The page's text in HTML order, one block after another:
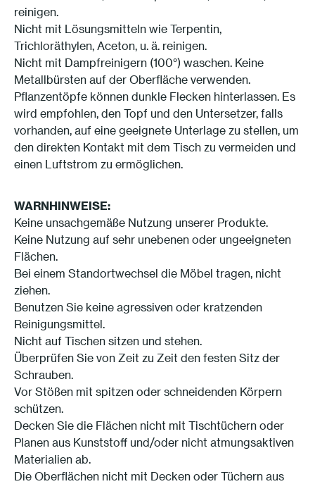
reinigen.
Nicht mit Lösungsmitteln wie Terpentin,
Trichloräthylen, Aceton, u. ä. reinigen.
Nicht mit Dampfreinigern (100°) waschen. Keine
Metallbürsten auf der Oberfläche verwenden.
Pflanzentöpfe können dunkle Flecken hinterlassen. Es
wird empfohlen, den Topf und den Untersetzer, falls
vorhanden, auf eine geeignete Unterlage zu stellen, um
den direkten Kontakt mit dem Tisch zu vermeiden und
einen Luftstrom zu ermöglichen.
WARNHINWEISE:
Keine unsachgemäße Nutzung unserer Produkte.
Keine Nutzung auf sehr unebenen oder ungeeigneten
Flächen.
Bei einem Standortwechsel die Möbel tragen, nicht
ziehen.
Benutzen Sie keine agressiven oder kratzenden
Reinigungsmittel.
Nicht auf Tischen sitzen und stehen.
Überprüfen Sie von Zeit zu Zeit den festen Sitz der
Schrauben.
Vor Stößen mit spitzen oder schneidenden Körpern
schützen.
Decken Sie die Flächen nicht mit Tischtüchern oder
Planen aus Kunststoff und/oder nicht atmungsaktiven
Materialien ab.
Die Oberflächen nicht mit Decken oder Tüchern aus